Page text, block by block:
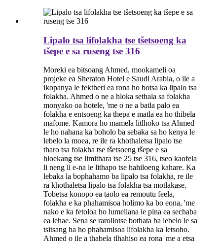
Lipalo tsa lifolakha tse tšetsoeng ka
tšepe e sa ruseng tse 316
Moreki ea bitsoang Ahmed, mookameli oa
projeke ea Sheraton Hotel e Saudi Arabia, o ile a
ikopanya le fektheri ea rona ho botsa ka lipalo tsa
folakha. Ahmed o ne a hloka sethala sa folakha
monyako oa hotele, 'me o ne a batla palo ea
folakha e entsoeng ka thepa e matla ea ho thibela
mafome. Kamora ho mamela litlhoko tsa Ahmed
le ho nahana ka boholo ba sebaka sa ho kenya le
lebelo la moea, re ile ra khothaletsa lipalo tse
tharo tsa folakha tse tšetsoeng tšepe e sa
hloekang tse limithara tse 25 tse 316, tseo kaofela
li neng li e-na le lithapo tse hahiloeng kahare. Ka
lebaka la bophahamo ba lipalo tsa folakha, re ile
ra khothaletsa lipalo tsa folakha tsa motlakase.
Tobetsa konopo ea taolo ea remoutu feela,
folakha e ka phahamisoa holimo ka bo eona, 'me
nako e ka fetoloa ho lumellana le pina ea sechaba
ea lehae. Sena se rarollotse bothata ba lebelo le sa
tsitsang ha ho phahamisoa lifolakha ka letsoho.
Ahmed o ile a thabela tlhahiso ea rona 'me a etsa